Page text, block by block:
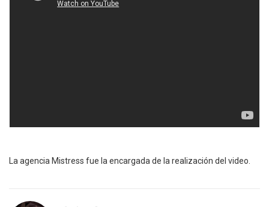
La agencia Mistress fue la encargada de la realización del video.